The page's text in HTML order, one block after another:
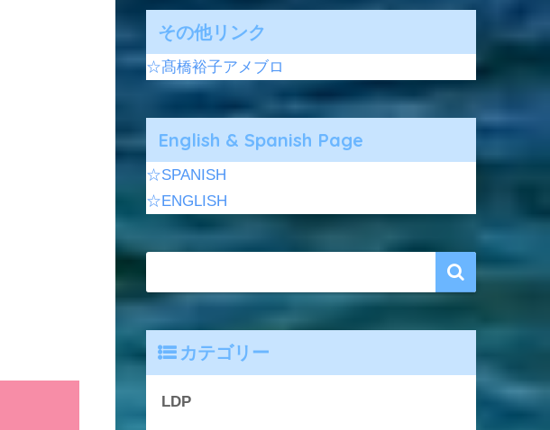
その他リンク
☆髙橋裕子アメブロ
English & Spanish Page
☆SPANISH
☆ENGLISH
カテゴリー
LDP